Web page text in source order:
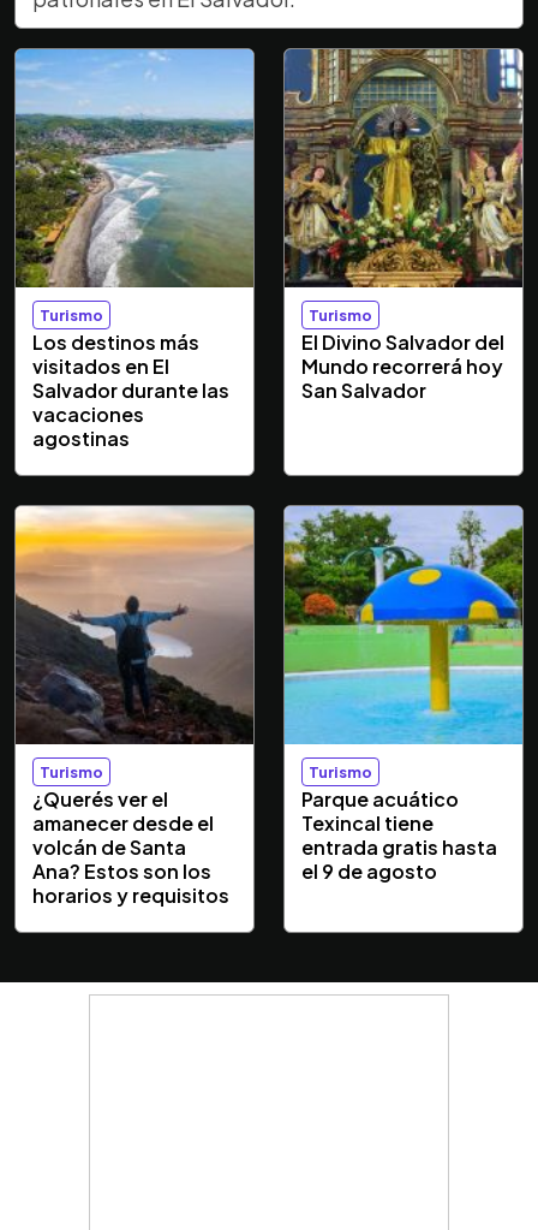
Turismo
Los destinos más
visitados en El
Salvador durante las
vacaciones
agostinas
Turismo
El Divino Salvador del
Mundo recorrerá hoy
San Salvador
Turismo
¿Querés ver el
amanecer desde el
volcán de Santa
Ana? Estos son los
horarios y requisitos
Turismo
Parque acuático
Texincal tiene
entrada gratis hasta
el 9 de agosto